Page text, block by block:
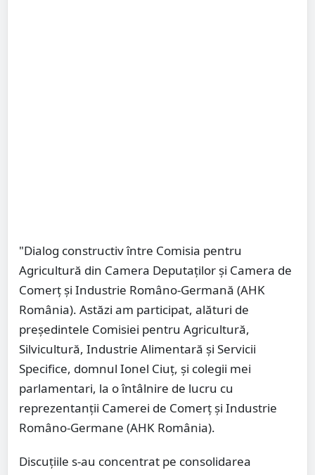
"Dialog constructiv între Comisia pentru
Agricultură din Camera Deputaților și Camera de
Comerț și Industrie Româno-Germană (AHK
România). Astăzi am participat, alături de
președintele Comisiei pentru Agricultură,
Silvicultură, Industrie Alimentară și Servicii
Specifice, domnul Ionel Ciuț, și colegii mei
parlamentari, la o întâlnire de lucru cu
reprezentanții Camerei de Comerț și Industrie
Româno-Germane (AHK România).
Discuțiile s-au concentrat pe consolidarea